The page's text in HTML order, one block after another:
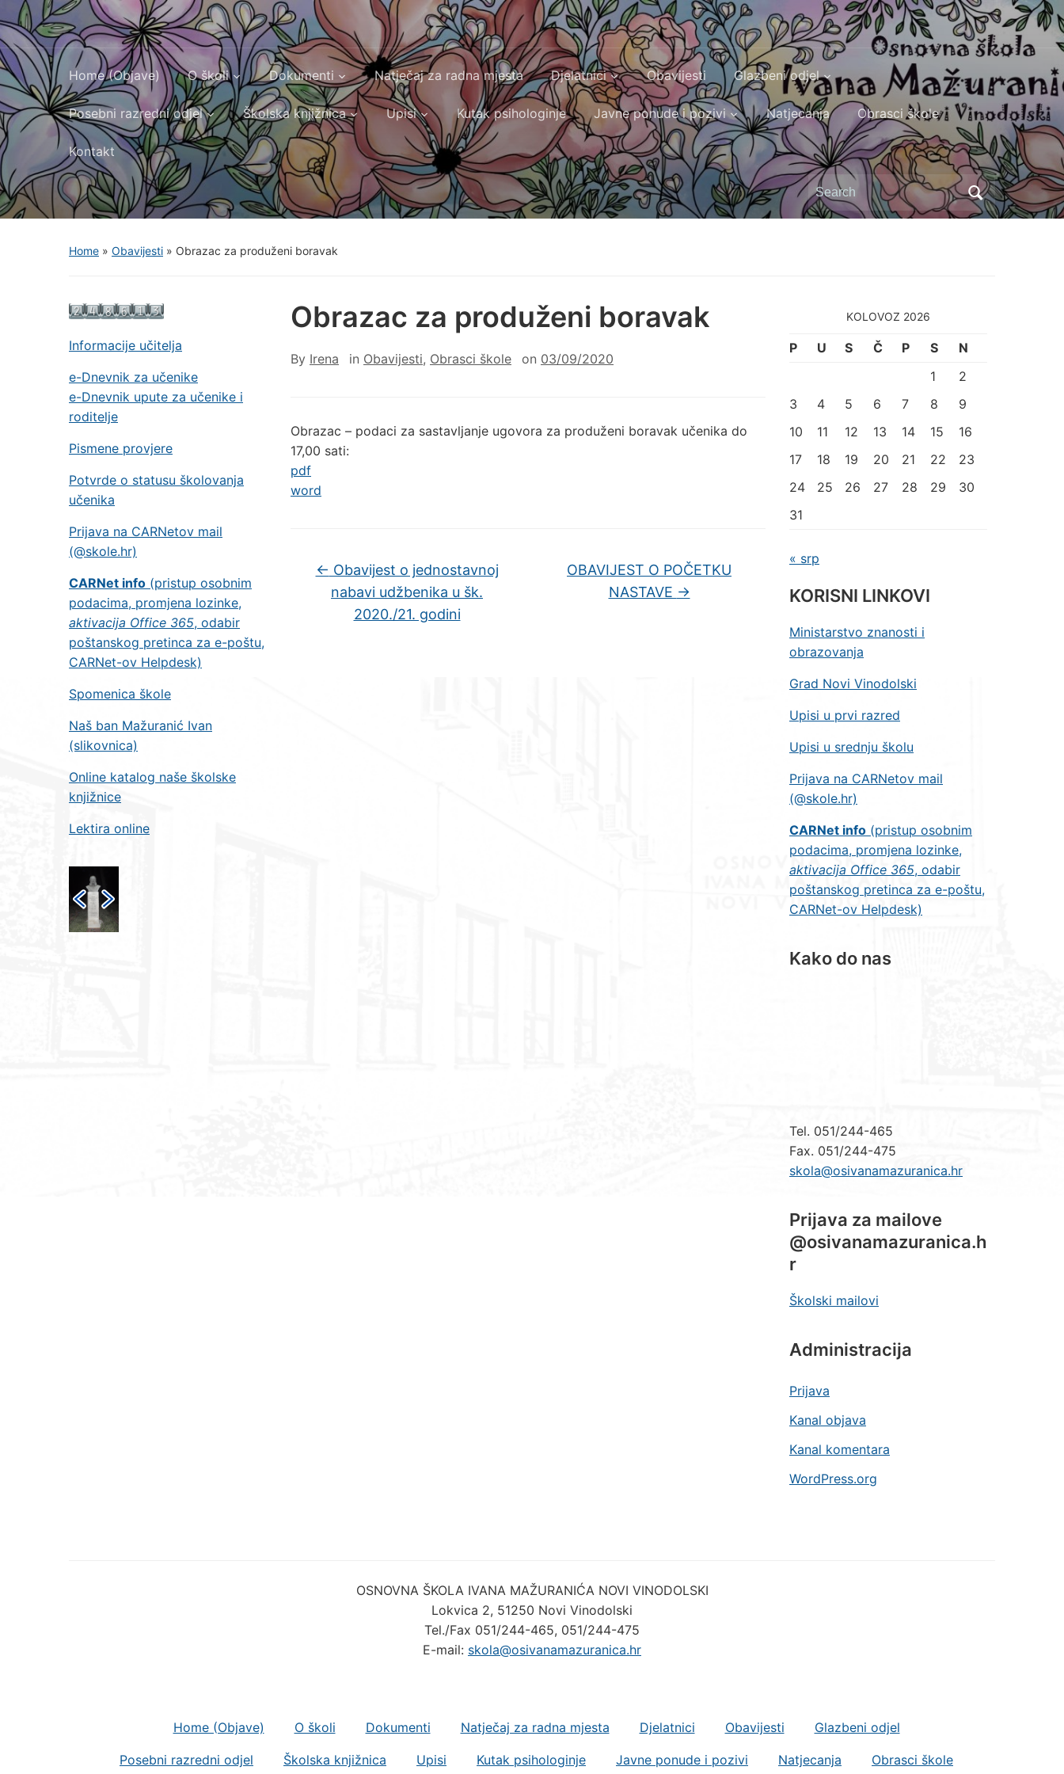
Home (Objave) O školi Dokumenti Natječaj za radna mjesta Djelatnici Obavijesti Glazbeni odjel
Posebni razredni odjel Školska knjižnica Upisi Kutak psihologinje Javne ponude i pozivi Natjecanja Obrasci škole
Kontakt
Search
for:
Home » Obavijesti » Obrazac za produženi boravak
Informacije učitelja
e-Dnevnik za učenike
e-Dnevnik upute za učenike i
roditelje
Pismene provjere
Potvrde o statusu školovanja
učenika
Prijava na CARNetov mail
(@skole.hr)
CARNet info (pristup osobnim
podacima, promjena lozinke,
aktivacija Office 365, odabir
poštanskog pretinca za e-poštu,
CARNet-ov Helpdesk)
Spomenica škole
Naš ban Mažuranić Ivan
(slikovnica)
Online katalog naše školske
knjižnice
Lektira online
Obrazac za produženi boravak
By Irena in Obavijesti, Obrasci škole on 03/09/2020
Obrazac – podaci za sastavljanje ugovora za produženi boravak učenika do
17,00 sati:
pdf
word
← Obavijest o jednostavnoj
nabavi udžbenika u šk.
2020./21. godini
OBAVIJEST O POČETKU
NASTAVE →
KOLOVOZ 2026
P U S Č P S
N
1
2
3
4 5 6 7 8
9
10
11 12 13 14 15
16
17
18 19 20 21 22
23
24
25 26 27 28 29
30
31
« srp
KORISNI LINKOVI
Ministarstvo znanosti i
obrazovanja
Grad Novi Vinodolski
Upisi u prvi razred
Upisi u srednju školu
Prijava na CARNetov mail
(@skole.hr)
CARNet info (pristup osobnim
podacima, promjena lozinke,
aktivacija Office 365, odabir
poštanskog pretinca za e-poštu,
CARNet-ov Helpdesk)
Kako do nas
Tel. 051/244-465
Fax. 051/244-475
skola@osivanamazuranica.hr
Prijava za mailove
@osivanamazuranica.h
r
Školski mailovi
Administracija
Prijava
Kanal objava
Kanal komentara
WordPress.org
OSNOVNA ŠKOLA IVANA MAŽURANIĆA NOVI VINODOLSKI
Lokvica 2, 51250 Novi Vinodolski
Tel./Fax 051/244-465, 051/244-475
E-mail: skola@osivanamazuranica.hr
Home (Objave) O školi Dokumenti Natječaj za radna mjesta Djelatnici Obavijesti Glazbeni odjel
Posebni razredni odjel Školska knjižnica Upisi Kutak psihologinje Javne ponude i pozivi Natjecanja Obrasci škole